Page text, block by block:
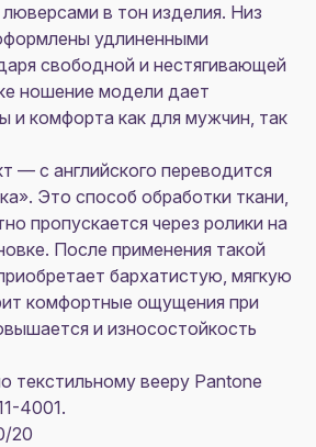
в тон изделия. Низ
удлиненными
свободной и нестягивающей
ношение модели дает
и комфорта как для мужчин, так
— с английского переводится
Это способ обработки ткани,
пропускается через ролики на
После применения такой
бархатистую, мягкую
комфортные ощущения при
и износостойкость
текстильному вееру Pantone
4001.
20